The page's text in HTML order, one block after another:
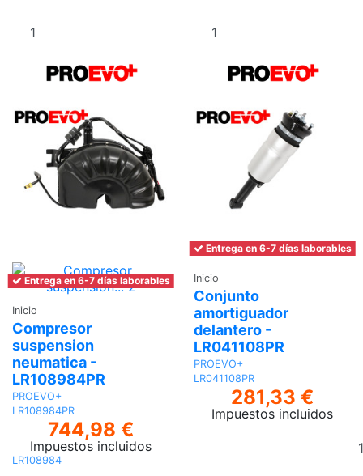
Entrega en 6-7 días laborables
Inicio
Compresor
suspension
neumatica -
LR108984PR
PROEVO+
LR108984PR
744,98 €
Impuestos incluidos
LR108984
Entrega en 6-7 días laborables
Inicio
Conjunto
amortiguador
delantero -
LR041108PR
PROEVO+
LR041108PR
281,33 €
Impuestos incluidos